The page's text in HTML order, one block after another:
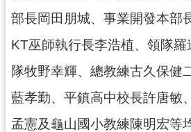
部長岡田朋城、事業開發本部
KT巫師執行長李浩植、領隊
隊牧野幸輝、總教練古久保健
藍孝勤、平鎮高中校長許唐敏
孟憲及龜山國小教練陳明宏等